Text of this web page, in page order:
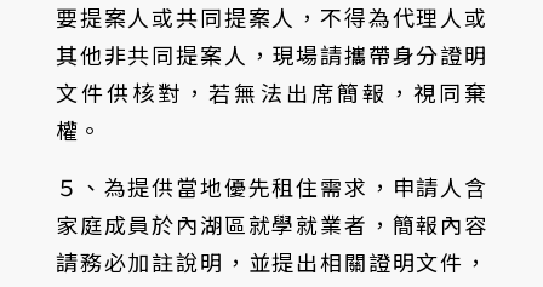
要提案人或共同提案人，不得為代理人或
其他非共同提案人，現場請攜帶身分證明
文件供核對，若無法出席簡報，視同棄
權。
５、為提供當地優先租住需求，申請人含
家庭成員於內湖區就學就業者，簡報內容
請務必加註說明，並提出相關證明文件，